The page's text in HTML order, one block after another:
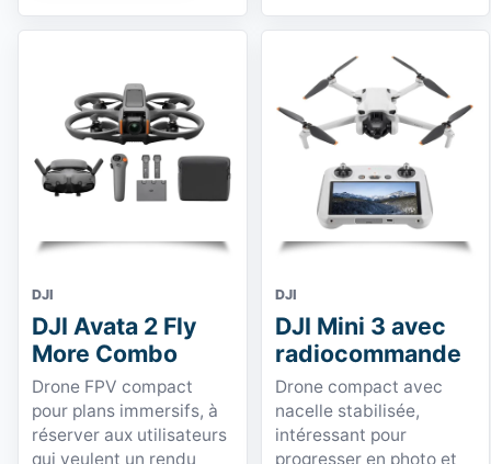
DJI
DJI Avata 2 Fly
More Combo
Drone FPV compact
pour plans immersifs, à
réserver aux utilisateurs
qui veulent un rendu
DJI
DJI Mini 3 avec
radiocommande
Drone compact avec
nacelle stabilisée,
intéressant pour
progresser en photo et